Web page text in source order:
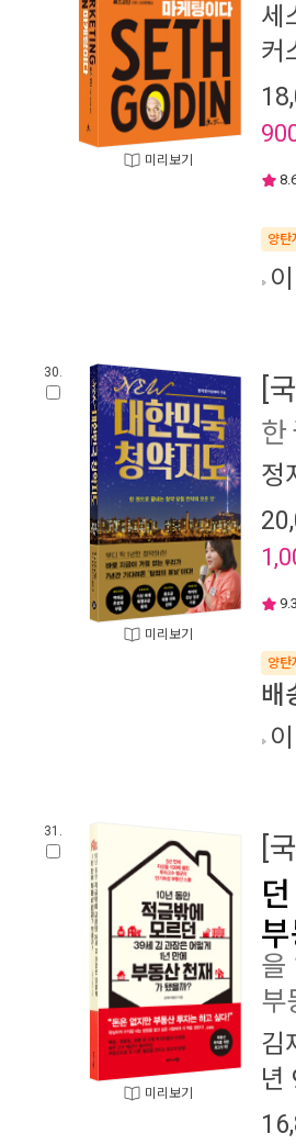
미리보기
세
커
양탄
30.
미리보기
[
한
정
양탄
배
31.
미리보기
[
을
부
김
년